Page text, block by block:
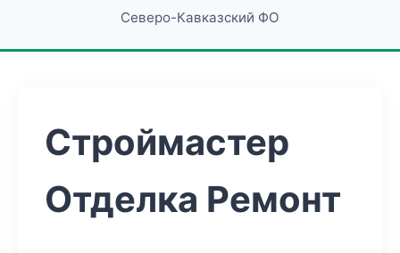
Северо-Кавказский ФО
Строймастер
Отделка Ремонт